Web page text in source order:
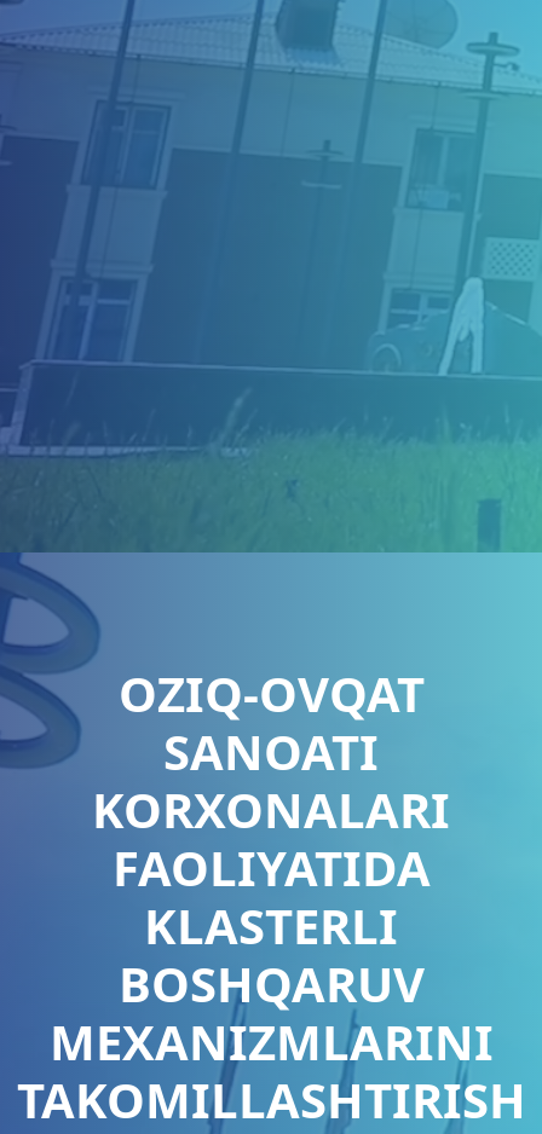
OZIQ-OVQAT
SANOATI
KORXONALARI
FAOLIYATIDA
KLASTERLI
BOSHQARUV
MEXANIZMLARINI
TAKOMILLASHTIRISH